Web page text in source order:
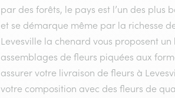
par des forêts, le pays est l’un des plus
et se démarque même par la richesse
Levesville la chenard vous proposent
assemblages de fleurs piquées aux
assurer votre livraison de fleurs à
votre composition avec des fleurs de